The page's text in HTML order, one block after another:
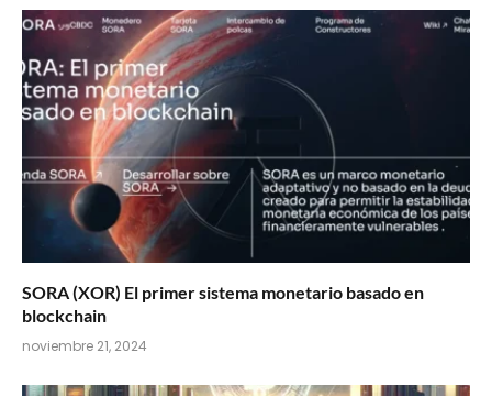
SORA (XOR) El primer sistema monetario basado en
blockchain
noviembre 21, 2024